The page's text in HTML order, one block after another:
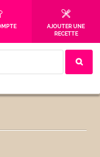
AJOUTER UNE
RECETTE